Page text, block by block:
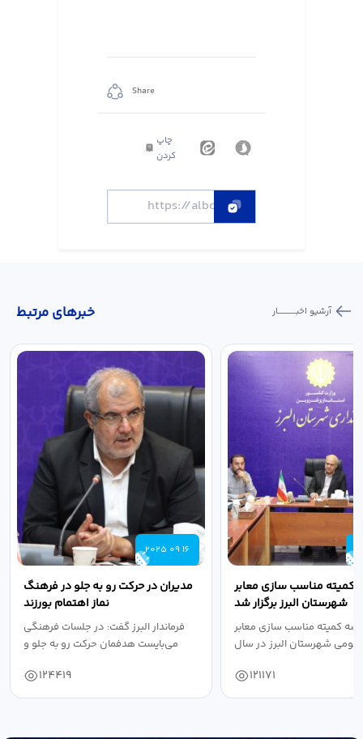
Share
چاپ
کردن
خبر‌های مرتبط آرشیو اخبـــــــــــار
2025 09 16
مدیران در حرکت رو به جلو در فرهنگ
نماز اهتمام بورزند
فرماندار البرز گفت: در جلسات فرهنگی
می‌بایست هدفمان حرکت رو به جلو و
124419
کمیته مناسب سازی معابر
شهرستان البرز برگزار شد
کمیته مناسب سازی معابر
شهرستان البرز در سال
121171